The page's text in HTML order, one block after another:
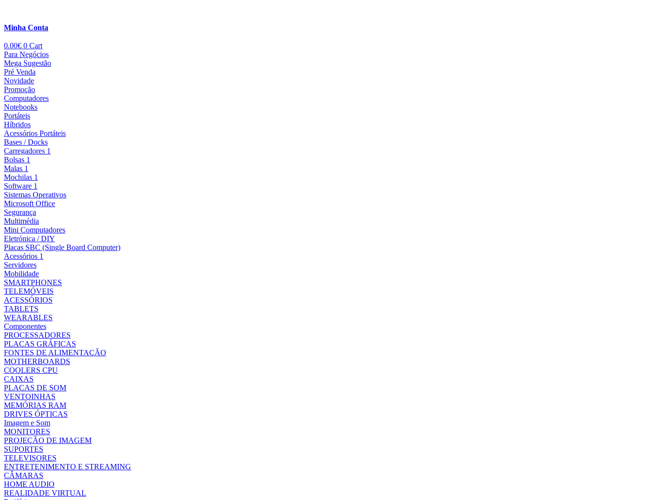
Minha Conta
0.00€ 0 Cart
Para Negócios
Mega Sugestão
Pré Venda
Novidade
Promoção
Computadores
Notebooks
Portáteis
Híbridos
Acessórios Portáteis
Bases / Docks
Carregadores 1
Bolsas 1
Malas 1
Mochilas 1
Software 1
Sistemas Operativos
Microsoft Office
Segurança
Multimédia
Mini Computadores
Eletrónica / DIY
Placas SBC (Single Board Computer)
Acessórios 1
Servidores
Mobilidade
SMARTPHONES
TELEMÓVEIS
ACESSÓRIOS
TABLETS
WEARABLES
Componentes
PROCESSADORES
PLACAS GRÁFICAS
FONTES DE ALIMENTAÇÃO
MOTHERBOARDS
COOLERS CPU
CAIXAS
PLACAS DE SOM
VENTOINHAS
MEMÓRIAS RAM
DRIVES ÓPTICAS
Imagem e Som
MONITORES
PROJEÇÃO DE IMAGEM
SUPORTES
TELEVISORES
ENTRETENIMENTO E STREAMING
CÂMARAS
HOME AUDIO
REALIDADE VIRTUAL